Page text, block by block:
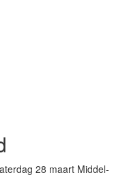
28 maart Middel-